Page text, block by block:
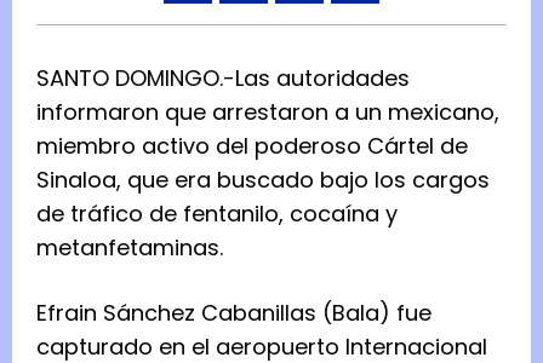
SANTO DOMINGO.-Las autoridades
informaron que arrestaron a un mexicano,
miembro activo del poderoso Cártel de
Sinaloa, que era buscado bajo los cargos
de tráfico de fentanilo, cocaína y
metanfetaminas.
Efrain Sánchez Cabanillas (Bala) fue
capturado en el aeropuerto Internacional